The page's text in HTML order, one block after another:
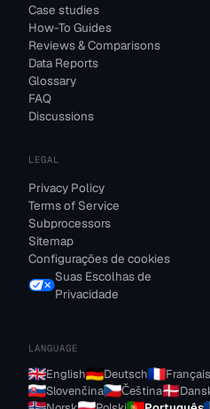
Case studies
How-To Guides
Reviews & Comparisons
Data Reports
Glossary
FAQ
Discussions
LEGAL
Privacy Policy
Terms of Service
Subprocessors
Sitemap
Configurações de cookies
Suas Escolhas de
Privacidade
LANGUAGE
English Deutsch Français
Slovenčina
Čeština